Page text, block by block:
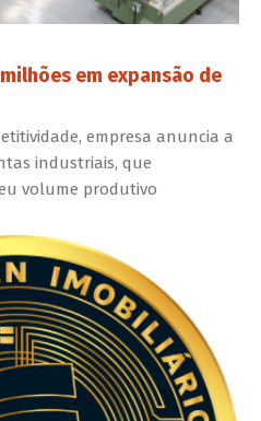
em expansão de
empresa anuncia a
industriais, que
volume produtivo